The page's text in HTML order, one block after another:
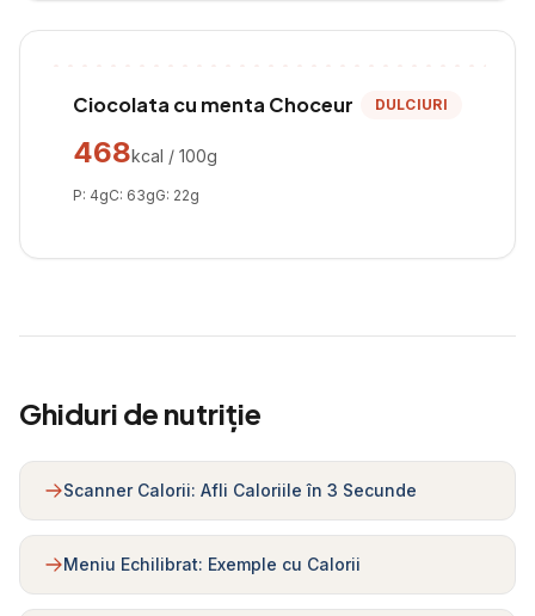
Ciocolata cu menta Choceur DULCIURI
468kcal / 100g
P: 4gC: 63gG: 22g
Ghiduri de nutriție
Scanner Calorii: Afli Caloriile în 3 Secunde
Meniu Echilibrat: Exemple cu Calorii